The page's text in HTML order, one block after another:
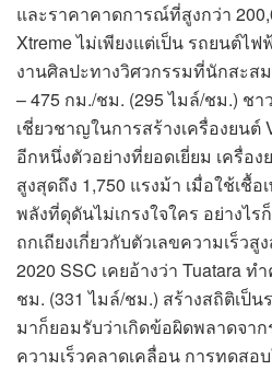
และราคาคาดการณ์ที่สูงกว่า
Xtreme ไม่เพียงแต่เป็น รถยนต์ไฟ
งานศิลปะทางวิศวกรรมที่นักสะส
– 475 กม./ชม. (295 ไมล์/ชม.) ช
เชี่ยวชาญในการสร้างเครื่องยนต์
อีกหนึ่งตัวอย่างที่ยอดเยี่ยม เครื่อ
สูงสุดถึง 1,750 แรงม้า เมื่อใช้เชื้
พลังที่ดุดันไม่เกรงใจใคร อย่างไร
ถกเถียงเกี่ยวกับตัวเลขความเร็ว
2020 SSC เคยอ้างว่า Tuatara ท
ชม. (331 ไมล์/ชม.) สร้างสถิติเป็
มาก็ยอมรับว่าเกิดข้อผิดพลาดจา
ความเร็วคลาดเคลื่อน การทดสอ